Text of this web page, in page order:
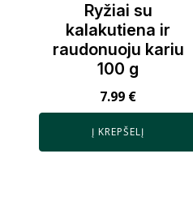
Ryžiai su
kalakutiena ir
raudonuoju kariu
100 g
7.99 €
Į KREPŠELĮ